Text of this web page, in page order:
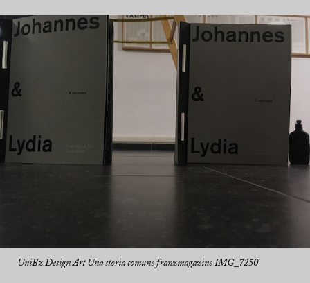
UniBz Design Art Una storia comune franzmagazine IMG_7250